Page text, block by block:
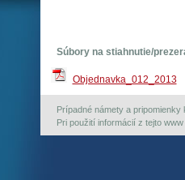
Súbory na stiahnutie/
Objednavka_012_2013
Prípadné námety a
Pri použití informácií z tejto